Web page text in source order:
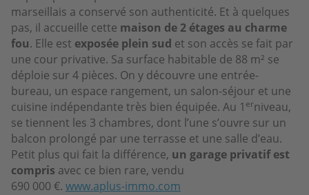
marseillais a conservé son authenticité. Et à quelques
pas, il accueille cette maison de 2 étages au charme
fou. Elle est exposée plein sud et son accès se fait par
une cour privative. Sa surface habitable de 88 m² se
déploie sur 4 pièces. On y découvre une entrée-
bureau, un espace rangement, un salon-séjour et une
cuisine indépendante très bien équipée. Au 1 erniveau,
se tiennent les 3 chambres, dont l’une s’ouvre sur un
balcon prolongé par une terrasse et une salle d’eau.
Petit plus qui fait la différence, un garage privatif est
compris avec ce bien rare, vendu
690 000 €. www.aplus-immo.com